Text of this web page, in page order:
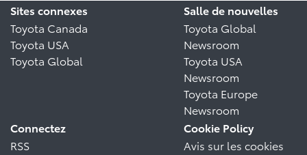
Sites connexes
Toyota Canada
Toyota USA
Toyota Global
Salle de nouvelles
Toyota Global
Newsroom
Toyota USA
Newsroom
Toyota Europe
Newsroom
Connectez
RSS
Cookie Policy
Avis sur les cookies